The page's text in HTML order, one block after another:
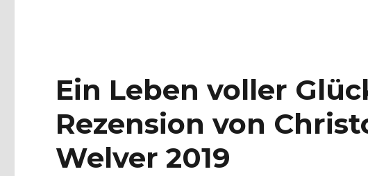
Ein Leben voller
Rezension von
Welver 2019